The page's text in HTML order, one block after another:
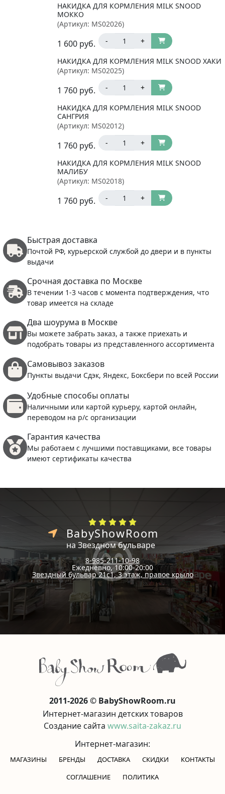
НАКИДКА ДЛЯ КОРМЛЕНИЯ MILK SNOOD
МОККО
(Артикул: MS02026)
1 600 руб. - +
НАКИДКА ДЛЯ КОРМЛЕНИЯ MILK SNOOD ХАКИ
(Артикул: MS02025)
1 760 руб. - +
НАКИДКА ДЛЯ КОРМЛЕНИЯ MILK SNOOD
САНГРИЯ
(Артикул: МS02012)
1 760 руб. - +
НАКИДКА ДЛЯ КОРМЛЕНИЯ MILK SNOOD
МАЛИБУ
(Артикул: MS02018)
1 760 руб. - +
Быстрая доставка
Почтой РФ, курьерской службой до двери и в пункты
выдачи
Срочная доставка по Москве
В течении 1-3 часов с момента подтверждения, что
товар имеется на складе
Два шоурума в Москве
Вы можете забрать заказ, а также приехать и
подобрать товары из представленного ассортимента
Самовывоз заказов
Пункты выдачи Сдэк, Яндекс, Боксбери по всей России
Удобные способы оплаты
Наличными или картой курьеру, картой онлайн,
переводом на р/с организации
Гарантия качества
Мы работаем с лучшими поставщиками, все товары
имеют сертификаты качества
BabyShowRoom
на Звездном бульваре
8-985-211-10-98
Ежедневно, 10:00-20:00
Звездный бульвар 21с1, 3 этаж, правое крыло
2011-2026 © BabyShowRoom.ru
Интернет-магазин детских товаров
Создание сайта www.saita-zakaz.ru
Интернет-магазин:
МАГАЗИНЫ БРЕНДЫ ДОСТАВКА СКИДКИ
КОНТАКТЫ
CОГЛАШЕНИЕ
ПОЛИТИКА